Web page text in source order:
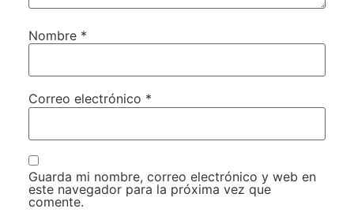
Nombre *
Correo electrónico *
Guarda mi nombre, correo electrónico y web en
este navegador para la próxima vez que
comente.